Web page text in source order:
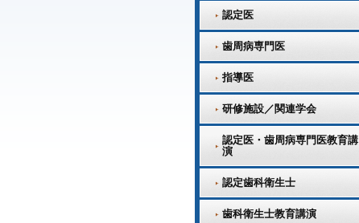
認定医
歯周病専門医
指導医
研修施設／関連学会
認定医・歯周病専門医教育講
演
認定歯科衛生士
歯科衛生士教育講演